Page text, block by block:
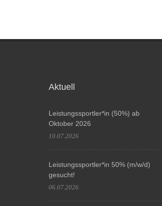
Aktuell
Leistungssportler*in (50%) ab
Oktober 2026
10.07.2026
Leistungssportler*in 50% (m/w/d)
gesucht!
06.07.2026